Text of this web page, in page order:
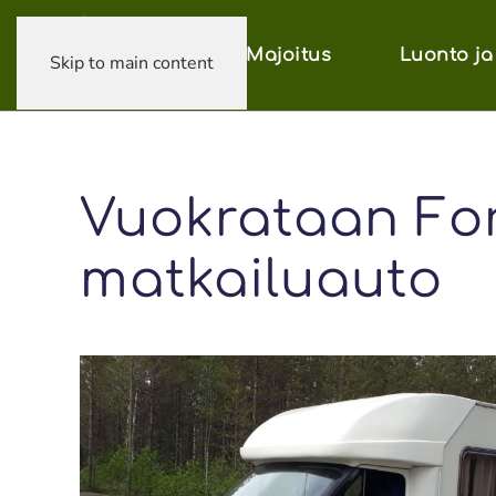
Skip to main content Majoitus Luonto
Vuokrataan
matkailuauto